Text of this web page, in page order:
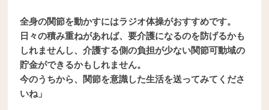
全身の関節を動かすにはラジオ体操がおすすめです。
日々の積み重ねがあれば、要介護になるのを防げるかも
しれませんし、介護する側の負担が少ない関節可動域の
貯金ができるかもしれません。
今のうちから、関節を意識した生活を送ってみてくださ
いね」